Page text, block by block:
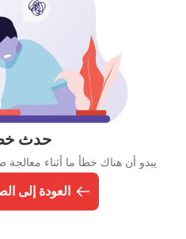
حدث
يبدو أن هناك خطأ ما أثناء
العودة إلى